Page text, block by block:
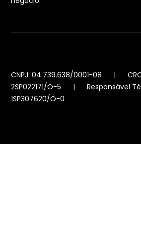
CNPJ: 04.739.638/0001-08 |
2SP022171/O-5 | Responsável
1SP307620/O-0